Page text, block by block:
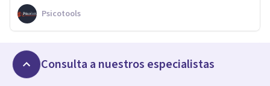
Psicotools
NEUROCIENCIAS
¿Cómo afectan las redes sociales al desarrollo del
lóbulo frontal?
Consulta a nuestros especialistas